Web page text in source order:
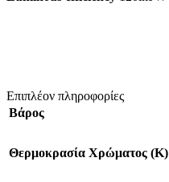
Επιπλέον πληροφορίες
Βάρος
Θερμοκρασία Χρώματος (Κ)